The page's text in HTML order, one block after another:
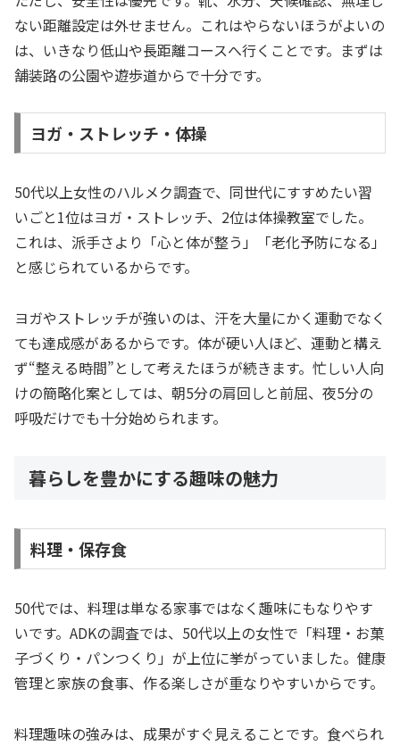
ない距離設定は外せません。これはやらないほうがよいの
は、いきなり低山や長距離コースへ行くことです。まずは
舗装路の公園や遊歩道からで十分です。
ヨガ・ストレッチ・体操
50代以上女性のハルメク調査で、同世代にすすめたい習
いごと1位はヨガ・ストレッチ、2位は体操教室でした。
これは、派手さより「心と体が整う」「老化予防になる」
と感じられているからです。
ヨガやストレッチが強いのは、汗を大量にかく運動でなく
ても達成感があるからです。体が硬い人ほど、運動と構え
ず“整える時間”として考えたほうが続きます。忙しい人向
けの簡略化案としては、朝5分の肩回しと前屈、夜5分の
呼吸だけでも十分始められます。
暮らしを豊かにする趣味の魅力
料理・保存食
50代では、料理は単なる家事ではなく趣味にもなりやす
いです。ADKの調査では、50代以上の女性で「料理・お菓
子づくり・パンつくり」が上位に挙がっていました。健康
管理と家族の食事、作る楽しさが重なりやすいからです。
料理趣味の強みは、成果がすぐ見えることです。食べられ